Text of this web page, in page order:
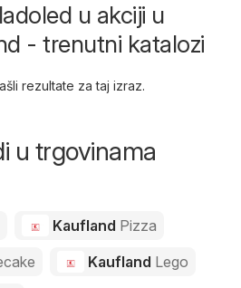
u akciji u
- trenutni katalozi
rezultate za taj izraz.
u trgovinama
Kaufland Pizza
Kaufland Lego